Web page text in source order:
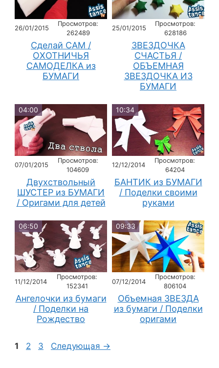
26/01/2015
Просмотров:
262489
Сделай САМ /
ОХОТНИЧЬЯ
САМОДЕЛКА из
БУМАГИ
25/01/2015
Просмотров:
628186
ЗВЕЗДОЧКА
СЧАСТЬЯ /
ОБЪЕМНАЯ
ЗВЕЗДОЧКА ИЗ
БУМАГИ
04:00
07/01/2015
Просмотров:
104609
Двухствольный
ШУСТЕР из БУМАГИ
/ Оригами для детей
10:34
12/12/2014
Просмотров:
64204
БАНТИК из БУМАГИ
/ Поделки своими
руками
06:50
11/12/2014
Просмотров:
152341
Ангелочки из бумаги
/ Поделки на
Рождество
09:33
07/12/2014
Просмотров:
806104
Объемная ЗВЕЗДА
из бумаги / Поделки
оригами
Страница
1 Страница
2 Страница
3 Следующая →